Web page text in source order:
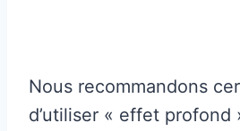
Nous recommandons
d’utiliser « effet profond